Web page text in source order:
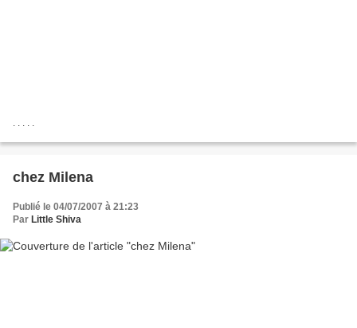
. . . . .
chez Milena
Publié le 04/07/2007 à 21:23
Par Little Shiva